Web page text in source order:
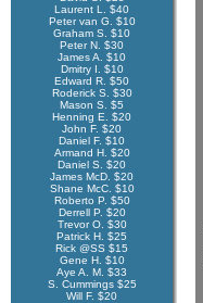
Laurent L. $40
Peter van G. $10
Graham S. $10
Peter N. $30
James A. $10
Dmitry I. $10
Edward R. $50
Roderick S. $30
Mason S. $5
Henning E. $20
John F. $20
Daniel F. $10
Armand H. $20
Daniel S. $20
James McD. $20
Shane McC. $10
Roberto P. $50
Derrell P. $20
Trevor O. $30
Patrick H. $25
Rick @SS $15
Gene H. $10
Aye A. M. $33
S. Cummings $25
Will F. $20